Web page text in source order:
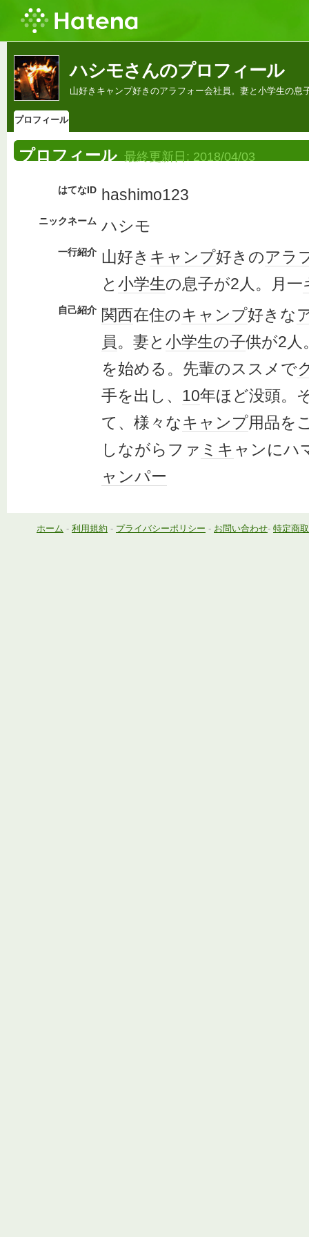
ハシモさんのプロフィール
山好きキャンプ好きのアラフォー会社員。妻と小学生の息
プロフィール
プロフィール 最終更新日: 2018/04/03
はてなID hashimo123
ニックネーム ハシモ
一行紹介 山好き キャンプ好きのアラ
と 小学生の息子が2人。月一
自己紹介 関西在住のキャンプ好きな
員。妻と 小学生の子供が2人
を始める。先輩のススメで
手を出し、 10年ほど没頭。
て、様々なキャンプ用品を
しながらファ ミキ ャンにハ
ャンパー
ホーム - 利用規約 - プライバシーポリシー - お問い合わせ- 特定商